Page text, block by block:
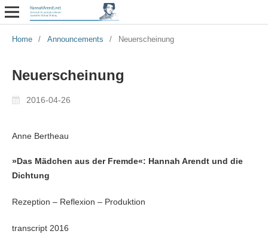
Home / Announcements / Neuerscheinung
Neuerscheinung
2016-04-26
Anne Bertheau
»Das Mädchen aus der Fremde«: Hannah Arendt und die
Dichtung
Rezeption – Reflexion – Produktion
transcript 2016